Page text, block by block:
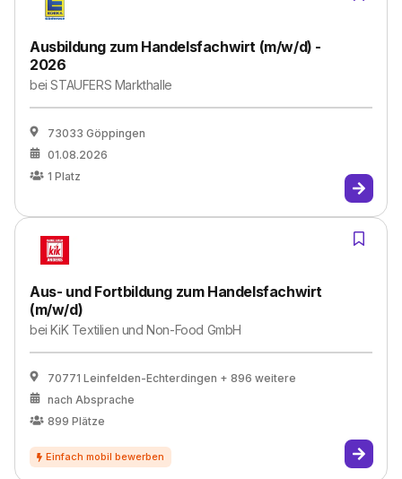
Ausbildung zum Handelsfachwirt (m/w/d) -
2026
beiSTAUFERS Markthalle
73033 Göppingen
01.08.2026
1 Platz
Aus- und Fortbildung zum Handelsfachwirt
(m/w/d)
beiKiK Textilien und Non-Food GmbH
70771 Leinfelden-Echterdingen + 896 weitere
nach Absprache
899 Plätze